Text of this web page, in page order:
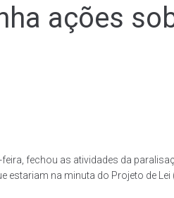
ações
fechou as atividades da
na minuta do Projeto de